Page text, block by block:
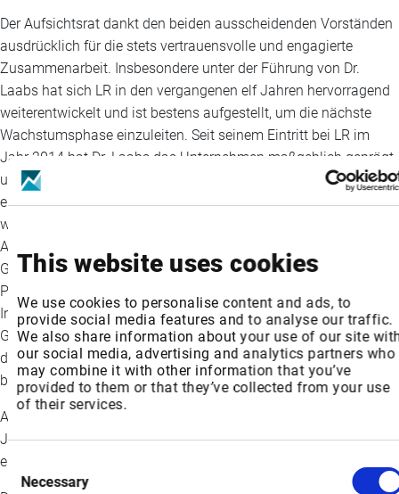
This website uses cookies
We use cookies to personalise content and ads, to
provide social media features and to analyse our traffic.
We also share information about your use of our site
our social media, advertising and analytics partners who
may combine it with other information that you’ve
provided to them or that they’ve collected from your use
of their services.
Consent
Selection
Necessary
Der Aufsichtsrat dankt den beiden ausscheidenden Vorständen
ausdrücklich für die stets vertrauensvolle und engagierte
Zusammenarbeit. Insbesondere unter der Führung von Dr.
Laabs hat sich LR in den vergangenen elf Jahren hervorragend
weiterentwickelt und ist bestens aufgestellt, um die nächste
Wachstumsphase einzuleiten. Seit seinem Eintritt bei LR im
Jahr 2014 hat Dr. Laabs das Unternehmen maßgeblich geprägt
und LR erfolgreich vom traditionellen Direktvertriebsmodell zu
einem global agierenden Social-Commerce-Unternehmen
weiterentwickelt. Zu den wesentlichen Meilensteinen seiner
Amtszeit zählen vor allem die Digitalisierung des
Geschäftsmodells, etliche der erfolgreichsten
Produktneueinführungen von LR, aber auch
Infrastrukturprojekte wie das Insourcing der Aloe Vera Drinking
Gele im Jahr 2018 sowie die Eröffnung des IT-Hubs in Athen,
die alle entscheidend zur heutigen Positionierung von LR
beigetragen haben.
Andreas Grootz verlässt das Unternehmen nach vierzehn
Jahren. Er hat bei LR kapitalmarktfähige Governance-Strukturen
eingeführt und die Eröffnung neuer Märkte vorangetrieben.